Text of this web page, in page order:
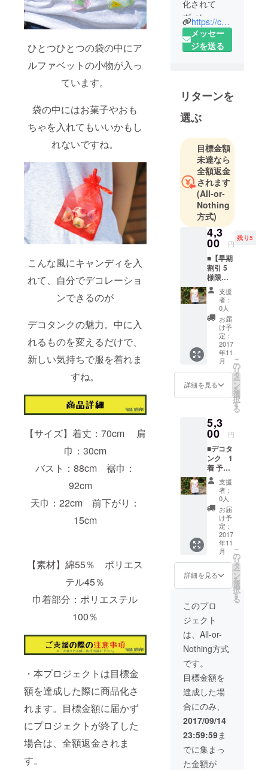
ひとつひとつの袋の中にア
ルファベットの小物が入っ
ています。
袋の中にはお菓子やおも
ちゃを入れてもいいかもし
れないですね。
こんな風にキャンディを入
れて、自分でデコレーショ
ンできるのが
デコタンクの魅力。中に入
れるものを変えるだけで、
新しい気持ちで服を着れま
すね。
【サイズ】着丈：70cm 肩
巾：30cm
バスト：88cm 裾巾：
92cm
天巾：22cm 前下がり：
15cm
【素材】綿55％ ポリエス
テル45％
巾着部分：ポリエステル
100％
・本プロジェクトは目標金
額を達成した際に商品化さ
れます。目標金額に届かず
にプロジェクトが終了した
場合は、全額返金されま
す。
化されて
ヴィレッジ
ヴァンガー
ドで売られ
レッジヴァ
ンガード協
⼒による、
個⼈でも企
業でもグ
ループでも
応募可能な
無差別級の
企画コンペ
です。
投稿された
アイディア
を「ヴィ
レッジヴァ
ンガード」
オンライン
ストアのバ
イヤーが審
査し、イラ
ストを服や
バッグに具
現化する
「STARted
」が応募さ
ムを製造し
ます。そし
てクラウド
ファンディ
ングで⽀援
者が集まっ
たら商品化
支援した上
で、ご不明
な点がござ
載の上、下
記連絡先に
お問い合わ
せください
ませ。
village-
vanguard@c
amp-fire.jp
どうぞよろ
いたしま
す。
https://camp-fire.jp/pages/villagevanguard
メッセー
ジを送る
リターンを
選ぶ
目標金額
未達なら
全額返金
されます
(All-or-
Nothing
方式)
4,3
00 円
残り5
■【早期
割引 5
様限
定】デ
コタン
ク 1着
予定一
般販売
価格は
6,250円
（税
込）の
ためお
得で
す！
支援
者：
0人
お届
け予
定：
2017
年11
月
詳細を見る
こ
の
リ
タ
ー
ン
を
選
択
す
る
5,3
00 円
■デコタ
ンク 1
着 予定
一般販
売価格
は6,250
円（税
込）の
ためお
得で
す！
支援
者：
0人
お届
け予
定：
2017
年11
月
詳細を見る
こ
の
リ
タ
ー
ン
を
選
択
す
る
このプロ
ジェクト
は、All-or-
Nothing方式
です。
目標金額を
達成した場
合にのみ、
2017/09/14
23:59:59ま
でに集まっ
た金額が